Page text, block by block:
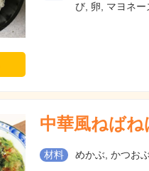
び, 卵, マヨネー
中華風ねばね
材料 めかぶ, かつお